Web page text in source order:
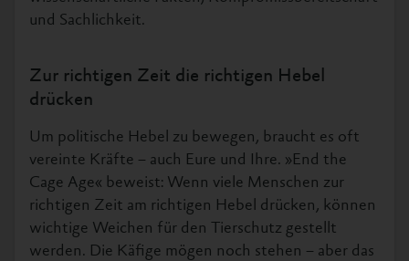
und Sachlichkeit.
Zur richtigen Zeit die richtigen Hebel
drücken
Um politische Hebel zu bewegen, braucht es oft
vereinte Kräfte – auch Eure und Ihre. »End the
Cage Age« beweist: Wenn viele Menschen zur
richtigen Zeit am richtigen Hebel drücken, können
wichtige Weichen für den Tierschutz gestellt
werden. Die Käfige mögen noch stehen – aber das